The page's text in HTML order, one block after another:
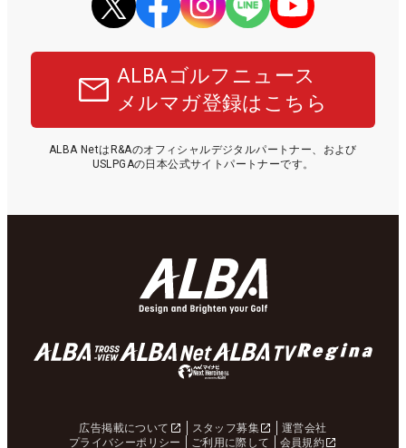
ALBAゴルフニュース
メルマガ登録はこちら
ALBA NetはR&Aのオフィシャルデジタルパートナー、および
USLPGAの日本公式サイトパートナーです。
広告掲載について スタッフ募集
運営会社
プライバシーポリシー
ご利用に際して 会員規約